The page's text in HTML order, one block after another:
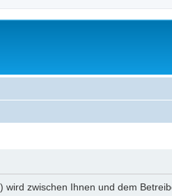
wird zwischen Ihnen und dem